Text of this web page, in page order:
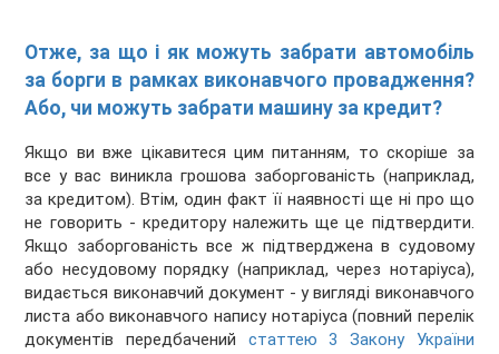
Отже, за що і як можуть забрати автомобіль
за борги в рамках виконавчого провадження?
Або, чи можуть забрати машину за кредит?
Якщо ви вже цікавитеся цим питанням, то скоріше за
все у вас виникла грошова заборгованість (наприклад,
за кредитом). Втім, один факт її наявності ще ні про що
не говорить - кредитору належить ще це підтвердити.
Якщо заборгованість все ж підтверджена в судовому
або несудовому порядку (наприклад, через нотаріуса),
видається виконавчий документ - у вигляді виконавчого
листа або виконавчого напису нотаріуса (повний перелік
документів передбачений статтею 3 Закону України